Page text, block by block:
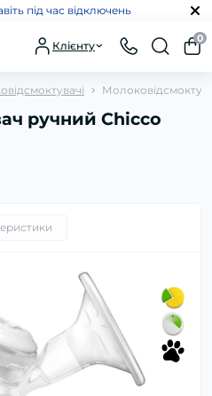
під час відключень
Клієнту
0
ручний Chicco